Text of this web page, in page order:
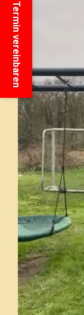
Termin vereinbaren